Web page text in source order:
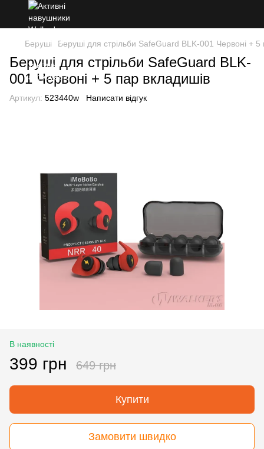
Беруші Беруші для стрільби SafeGuard BLK-001 Червоні + 5
Беруші для стрільби SafeGuard BLK-
001 Червоні + 5 пар вкладишів
Артикул: 523440w Написати відгук
В наявності
399 грн 649 грн
Купити
Замовити швидко